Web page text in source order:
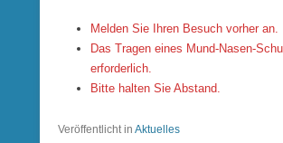
Melden Sie Ihren Besuch vorher an.
Das Tragen eines Mund-Nasen-
erforderlich.
Bitte halten Sie Abstand.
Veröffentlicht in Aktuelles